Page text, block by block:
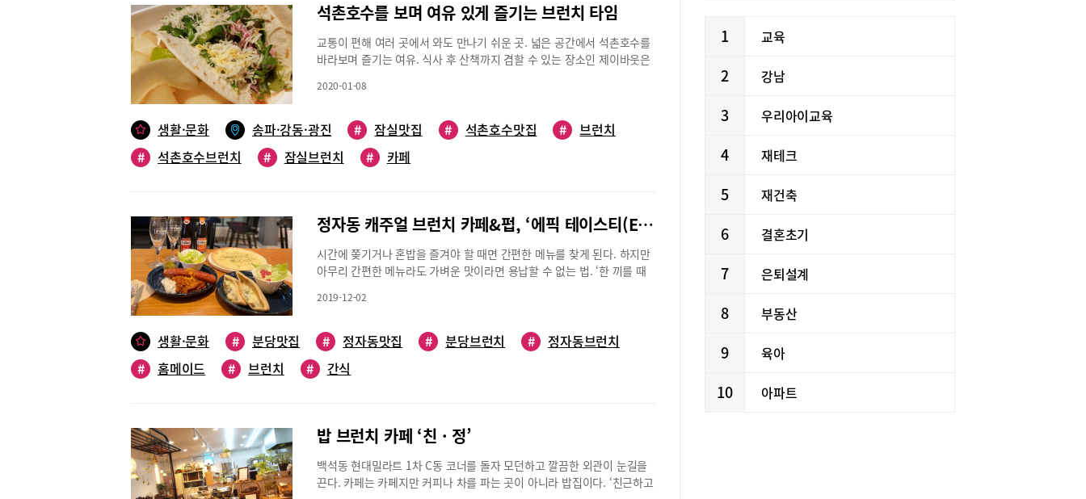
며 “다양한 종류의 스페셜티 커피를 소개하고 싶어 수업을 열게 됐다”고
했다. 특히 “커피의 ‘산미’에 대한 편견이 적지 않은데 수강생들에게 제대
로 맛있는 산미를 경험해드리고 싶다”고 전했다. 원데이 수업 중 가장 대중
적인 수업은 핸드드립 클래스로 에티오피아와 케냐를 비롯한 5개 나라의
커피를 맛볼 수 있다. 수업은 기초 이론과 그라인딩, 추출, 맛과 향을 감별
고, 추출 단계에서는 구멍의 개수와 크기가 확연히 다른 하리오와 칼리타
드리퍼를 사용한다. 커핑은 단맛, 산미, 향미, 밸런스 등을 중심으로 밀도
있게 진행한다. 라떼 아트나 에스프레소 테크니컬 클래스는 카페 운영자나
직원들이 주로 참여하는데 자세 교정이나 기술 보완을 중심으로 알려준다.
좌가 정규 과정으로 개설돼 있고, 바리스타 자격증반, 카페 창업반 정규 클
래스도 운영한다. ‘퍼스낼리티 커피’에서는 아메리카노나 아인슈페너 주문
시 대중적인 맛의 퍼블릭 블랜딩 원두와 단맛과 산미가 조화로운 퍼스널
블랜딩 원두 중 한 가지를 고를 수 있다. 대표 메뉴는 퍼스널 블랜딩 커피
가 좋다고 한다.위치 고양시 일산동구 백석로 85번길 46 1층영업시간 매
4454, 0102694-8957쇼핑몰 http://www.persnroasters.com블로그
https://blog.naver.com/personalitycoffee인스타그램
https://www.instagram.com/personality_coffee취향대로 원두 골라
다. 원두를 직접 볶고 갈아 커피를 만든다. 이곳은 화이트, 블랙, 레드, 골드
4가지 중 취향에 맞는 원두를 골라 커피를 주문할 수 있다. 덕분에 ‘커피를
제대로 즐길 수 있는 곳’으로 알음알음 입소문이 나 있다. 남다른 커피 맛
을 자부하는 카페 울프스에서는 핸드드립 원데이 강좌를 5년째 무료로 운
영중이다. 김지수 대표는 맛과 향이 좋은 커피를 많은 이들에게 소개하고
석촌호수를 보며 여유 있게 즐기는 브런치 타임
교통이 편해 여러 곳에서 와도 만나기 쉬운 곳. 넓은 공간에서 석촌호수를
바라보며 즐기는 여유. 식사 후 산책까지 겸할 수 있는 장소인 제이바웃은
풍경은 함께 모인 이들의 마음을 편안하게 해준다. 좌석 간 자리 역시 넓어
보다 가장 좋은 건 교통과 주차가 편해 다양한 지역에서 오는 이들과의 만
남 역시 원활하게 할 수 있다는 점이다.인근에 사는 주부 이연희(51·잠실4
동)씨는 “여러 지역에서 오는 연말 동창모임, 주부모임을 제이바웃에서 몇
웃은 석촌호수 산책길에 커피 한 잔을 마실 수 있는 공간, 햇살 좋은 날 테
라스에 앉아 브런치를 먹을 수 있는 공간이기도 하다. 쉬는 날이 없이 늘
문을 열어 편안하게 드나들 수 있는 곳이다.석촌호수 동호에 위치하고 있
는 제이바웃은 이탈리아 음식이 주 요리다. 빵과 피자, 파스타, 샐러드, 스
테이크 종류가 나온다. 다양한 음료를 비롯해 리코타 치즈 샐러드, 시저 닭
고 깔끔한 맛으로 입맛을 돋우기도 한다.베이컨 버섯 크림 파스타, 씨푸드
토마토 파스타, 시푸드 로제 파스타, 빠네 크림 파스타, 관자&새우 파스타,
게살 파스타 등 여러 종류의 파스타는 인기가 많다. 재료 특유의 맛을 살리
고 신선한 재료를 사용하여 음식의 질을 높이고 있다. 가격은 2만 원 선으
크, 채끝등심스테이크 등 스테이크 종류도 맛이 좋아 주문하는 이가 많은
편이다. 소세지구이나 통닭, 감자튀김 등과 곁들여 시원하게 맥주 한 잔을
마셔도 좋다.제이바웃은 전체적으로 깔끔하고 환한 분위기와 곳곳에 초록
색 식물들이 자리 잡고 있어 카페 내부에 활기를 불어넣고 있다. 입구를 중
2020-01-08
생활·문화 송파·강동·광진 # 잠실맛집 # 석촌호수맛집 #
브런치
#
석촌호수브런치 # 잠실브런치 # 카페
정자동 캐주얼 브런치 카페&펍, ‘에픽 테이스티(EPIC TASTY)’
시간에 쫒기거나 혼밥을 즐겨야 할 때면 간편한 메뉴를 찾게 된다. 하지만
아무리 간편한 메뉴라도 가벼운 맛이라면 용납할 수 없는 법. ‘한 끼를 때
픽 테이스티’의 음식이 제격이다. 두툼한 소시지와 달콤한 불고기, 맛있게
볍지 않은 맛이 만족스럽기 때문이다.정성껏 만든 홈메이드 디쉬 브런
치‘에픽 테이스티’의 모든 음식들은 조미료를 사용하지 않고 좋은 식재료
를 사용해 만든 홈메이드 음식이다. 보기에는 간단해 보이는 메뉴들이지만
이 간다. 신선한 소고기와 다진 양파와 마늘, 100% 토마토 퓨레를 오랜 시
간 졸여 만든 수제 칠리소스와 강판에 갈은 양파즙에 재워놓아 닭고기 특
유의 잡냄새 없이 부드러운 육질을 맛볼 수 있는 닭 가슴살 등 입이 먼저
알아채는 정성은 아직 화학조미료의 맛을 알려주고 싶지 않은 어린 자녀들
2019-12-02
생활·문화 # 분당맛집 # 정자동맛집 # 분당브런치 #
정자동브런치
#
홈메이드 # 브런치 # 간식
밥 브런치 카페 ‘친 · 정’
백석동 현대밀라트 1차 C동 코너를 돌자 모던하고 깔끔한 외관이 눈길을
끈다. 카페는 카페지만 커피나 차를 파는 곳이 아니라 밥집이다. ‘친근하고
1 교육
2 강남
3 우리아이교육
4 재테크
5 재건축
6 결혼초기
7 은퇴설계
8 부동산
9 육아
10 아파트